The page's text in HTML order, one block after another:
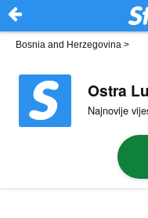
Bosnia and Herzegovina >
Ostra
Najnovije